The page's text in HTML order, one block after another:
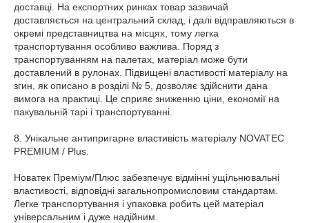
доставці. На експортних ринках товар зазвичай
доставляється на центральний склад, і далі відправляються в
окремі представництва на місцях, тому легка
транспортування особливо важлива. Поряд з
транспортуванням на палетах, матеріал може бути
доставлений в рулонах. Підвищені властивості матеріалу на
згин, як описано в розділі № 5, дозволяє здійснити дана
вимога на практиці. Це сприяє зниженню ціни, економії на
пакувальній тарі і транспортуванні.
8. Унікальне антипригарне властивість матеріалу NOVATEC
PREMIUM / Plus.
Новатек Преміум/Плюс забезпечує відмінні ущільнювальні
властивості, відповідні загальнопромисловим стандартам.
Легке транспортування і упаковка робить цей матеріал
універсальним і дуже надійним.